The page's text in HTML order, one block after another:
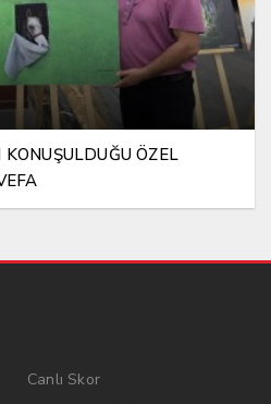
ÖZEL
Canlı Skor